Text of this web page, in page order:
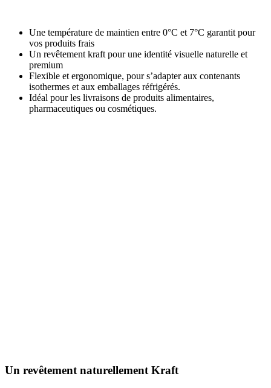
Une température de maintien entre 0°C et 7°C garantit pour
vos produits frais
Un revêtement kraft pour une identité visuelle naturelle et
premium
Flexible et ergonomique, pour s’adapter aux contenants
isothermes et aux emballages réfrigérés.
Idéal pour les livraisons de produits alimentaires,
pharmaceutiques ou cosmétiques.
Un revêtement naturellement Kraft